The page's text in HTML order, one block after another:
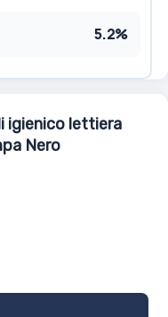
5.2%
igienico lettiera
Nero